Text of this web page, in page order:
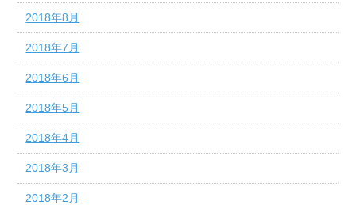
2018年8月
2018年7月
2018年6月
2018年5月
2018年4月
2018年3月
2018年2月